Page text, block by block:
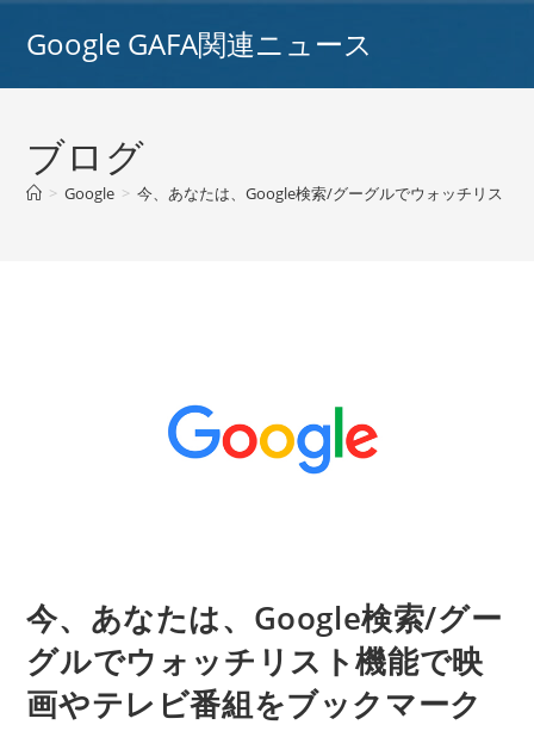
Google GAFA関連ニュース
ブログ
> Google > 今、あなたは、Google検索/グーグルでウォッチリスト
今、あなたは、Google検索/グー
グルでウォッチリスト機能で映
画やテレビ番組をブックマーク